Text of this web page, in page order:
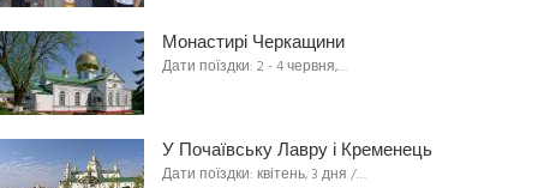
Монастирі Черкащини
Дати поїздки: 2 - 4 червня,…
У Почаївську Лавру і Кременець
Дати поїздки: квітень, 3 дня /…